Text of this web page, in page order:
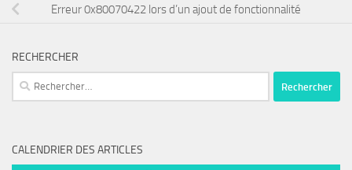
Erreur 0x80070422 lors d’un ajout de fonctionnalité
RECHERCHER
Rechercher :
CALENDRIER DES ARTICLES